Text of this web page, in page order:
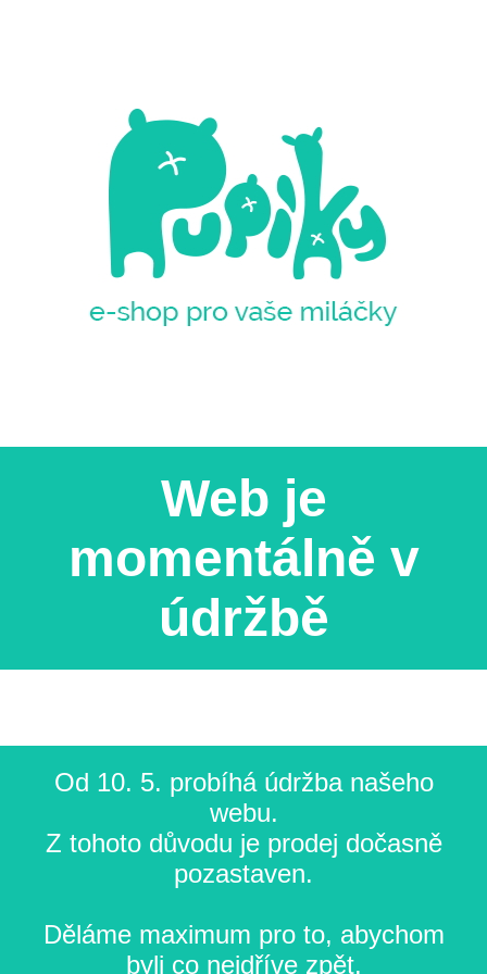
Web je
momentálně v
údržbě
Od 10. 5. probíhá údržba našeho
webu.
Z tohoto důvodu je prodej dočasně
pozastaven.
Děláme maximum pro to, abychom
byli co nejdříve zpět.